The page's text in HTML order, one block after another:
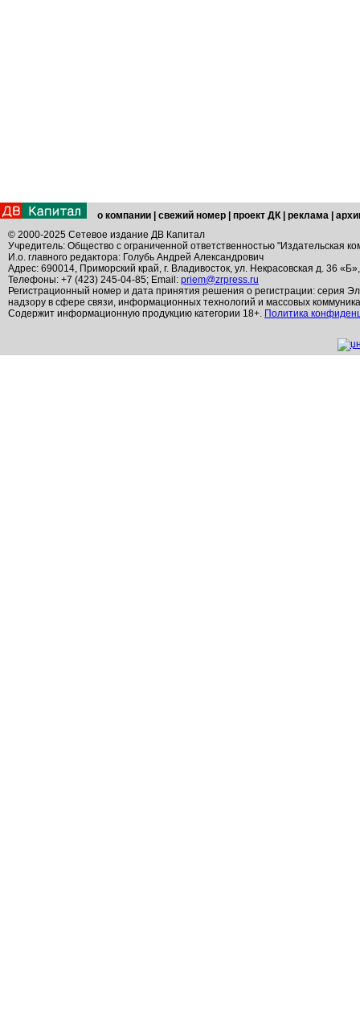
о компании свежий номер проект ДК реклама
© 2000-2025 Сетевое издание ДВ Капитал
Учредитель: Общество с ограниченной ответственностью "Издательская
И.о. главного редактора: Голубь Андрей Александрович
Адрес: 690014, Приморский край, г. Владивосток, ул. Некрасовская д. 36
Телефоны: +7 (423) 245-04-85; Email: priem@zrpress.ru
Регистрационный номер и дата принятия решения о регистрации: серия
надзору в сфере связи, информационных технологий и массовых
Содержит информационную продукцию категории 18+. Политика